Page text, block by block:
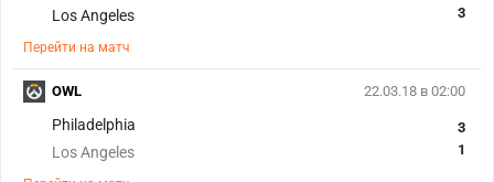
Los Angeles
3
Перейти на матч
22.03.18 в 02:00
Philadelphia
Los Angeles
3
1
OWL